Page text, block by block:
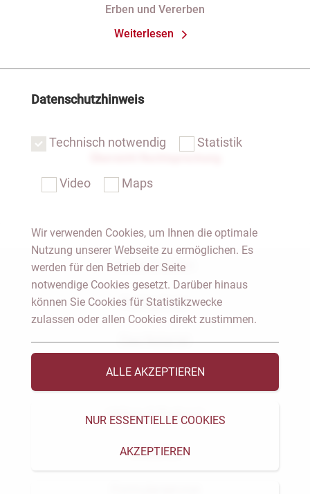
Erben und Vererben
Weiterlesen
Notar Dresden
Fachgebiete
Das Notariat
Vorträge & Veröffentlichungen
Videos & Podcast
Aktuelles
Datenschutzhinweis
Technisch notwendig Statistik
Video Maps
Wir verwenden Cookies, um Ihnen die optimale
Nutzung unserer Webseite zu ermöglichen. Es
werden für den Betrieb der Seite
notwendige Cookies gesetzt. Darüber hinaus
können Sie Cookies für Statistikzwecke
zulassen oder allen Cookies direkt zustimmen.
ALLE AKZEPTIEREN
NUR ESSENTIELLE COOKIES
AKZEPTIEREN